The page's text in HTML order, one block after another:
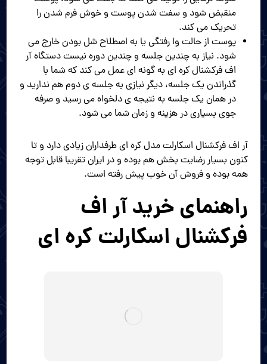
منقبض شود و سفت شدن پوست و خوش فرم شدن را
تحریک می کند.
پوست از حالت وا رفتگی یا به اصطلاح شل بودن خارج می
شود. نیاز به چندین جلسه و چندین دوره نیست دستگاه آر
اف فرکشنال کره ای به گونه ای عمل می کند که شما با
گذراندن یک جلسه، دیگر نیازی به جلسه ی دوم هم ندارید و
در همان یک جلسه به نتیجه ی دلخواه می رسید و صرفه
جوی بسیاری در هزینه و زمان شما می شود.
آر اف فرکشنال اسکارلت مدل کره ای طرفداران زیادی دارد و تا
کنون بسیار رضایت بخش هم بوده و در ایران تقریبا قابل توجه
همه بوده و فروش آن خوب پیش رفته است.
راهنمای خرید آر اف
فرکشنال اسکارلت کره ای